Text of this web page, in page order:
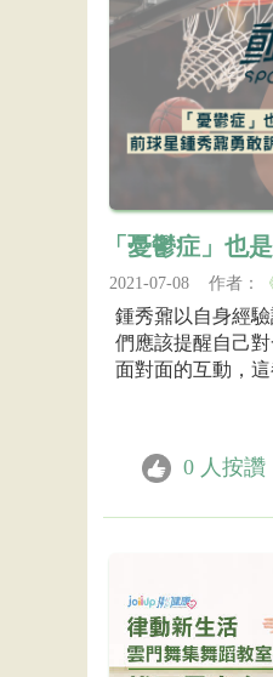
「憂鬱症」也
2021-07-08 作者：
鍾秀鼐以自身經
們應該提醒自己
面對面的互動，這
0 人按讚